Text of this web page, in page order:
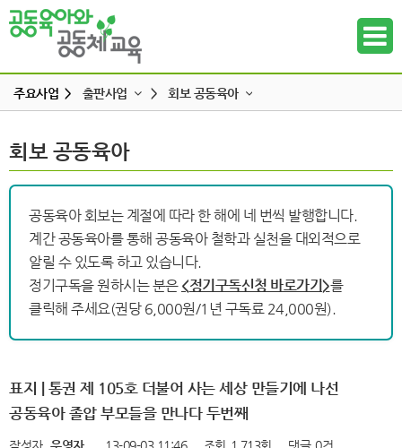
하위메뉴
하위메뉴
주요사업 > 출판사업 >
공동육아인증
현장조직사업
교육사업
연구사업
출판사업
홍보사업
회보 공동육아
회보 공동육아
회보 공동육아
공동육아 회보는 계절에 따라 한 해에 네 번씩 발행합니다.
계간 공동육아를 통해 공동육아 철학과 실천을 대외적으로
알릴 수 있도록 하고 있습니다.
정기구독을 원하시는 분은 <정기구독신청 바로가기 >를
클릭해 주세요(권당 6,000원/1년 구독료 24,000원).
표지 | 통권 제 105호 더불어 사는 세상 만들기에 나선
공동육아 졸압 부모들을 만나다 두번째